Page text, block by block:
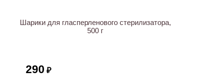
Шарики для гласперленового стерилизатора,
500 г
290 ₽